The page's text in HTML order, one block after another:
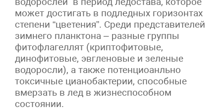
может достигать в подледных горизонтах
степени “цветения”. Среди представителей
зимнего планктона – разные группы
фитофлагеллят (криптофитовые,
динофитовые, эвгленовые и зеленые
водоросли), а также потенциоанльно
токсичные цианобактерии, способные
вмерзать в лед в жизнеспособном
состоянии.